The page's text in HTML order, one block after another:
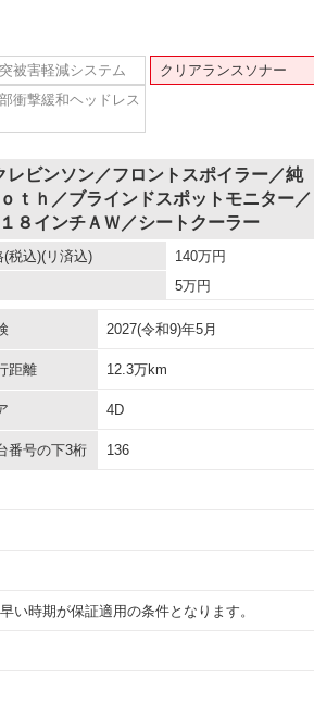
被害軽減システム
クリアランスソナー
衝撃緩和ヘッドレス
ビンソン／フロントスポイラー／純
ｔｈ／ブラインドスポットモニター／
８インチＡＷ／シートクーラー
(税込)(リ済込) 140万円
5万円
2027(令和9)年5月
距離 12.3万km
4D
番号の下3桁 136
時期が保証適用の条件となります。